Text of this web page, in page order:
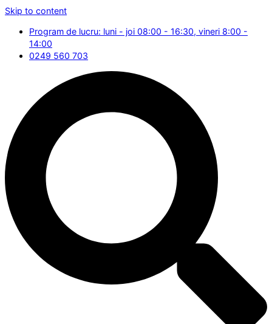
Skip to content
Program de lucru: luni - joi 08:00 - 16:30, vineri 8:00 -
14:00
0249 560 703